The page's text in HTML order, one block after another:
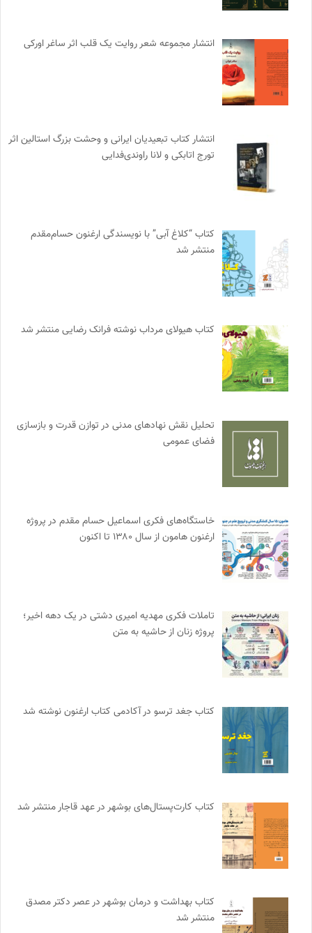
انتشار مجموعه شعر روایت یک قلب اثر ساغر اورکی
انتشار کتاب تبعیدیان ایرانی و وحشت بزرگ استالین اثر
تورج اتابکی و لانا راوندی‌فدایی
کتاب “کلاغ آبی” با نویسندگی ارغنون حسام‌مقدم
منتشر شد
کتاب هیولای مرداب نوشته فرانک رضایی منتشر شد
تحلیل نقش نهادهای مدنی در توازن قدرت و بازسازی
فضای عمومی
خاستگاه‌های فکری اسماعیل حسام مقدم در پروژه
ارغنون هامون از سال ۱۳۸۰ تا اکنون
تاملات فکری مهدیه امیری دشتی در یک دهه اخیر؛
پروژه زنان از حاشیه به متن
کتاب جغد ترسو در آکادمی کتاب ارغنون نوشته شد
کتاب کارت‌پستال‌های بوشهر در عهد قاجار منتشر شد
کتاب بهداشت و درمان بوشهر در عصر دکتر مصدق
منتشر شد